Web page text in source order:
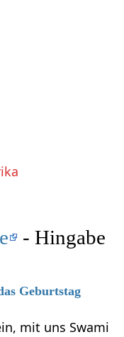
- Hingabe
Geburtstag
mit uns Swami